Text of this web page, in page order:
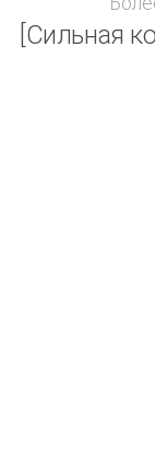
[Сильная